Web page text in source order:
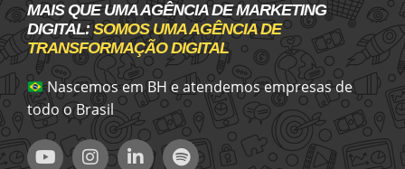
MAIS QUE UMA AGÊNCIA DE MARKETING
DIGITAL:SOMOS UMA AGÊNCIA DE
TRANSFORMAÇÃO DIGITAL
Nascemos em BH e atendemos empresas de
todo o Brasil